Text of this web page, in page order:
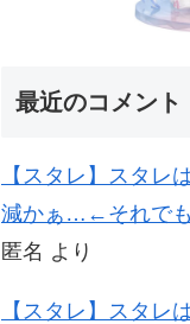
最近のコメント
【スタレ】スタレ
減かぁ…←それで
匿名 より
【スタレ】スタレ